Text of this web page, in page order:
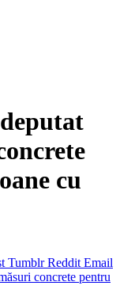
cu
Tumblr Reddit Email